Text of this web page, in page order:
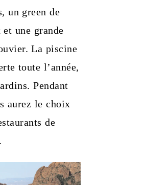
un green de
une grande
La piscine
toute l’année,
Pendant
aurez le choix
de